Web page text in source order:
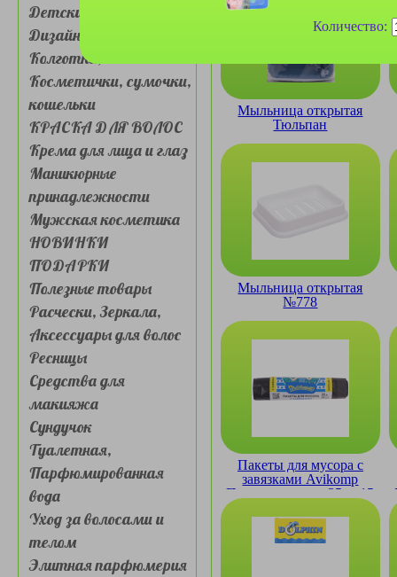
Количество:
Детские товары
Дизайн для ногтей
Колготки, носочки
Косметички, сумочки,
кошельки
КРАСКА ДЛЯ ВОЛОС
Крема для лица и глаз
Маникюрные
принадлежности
Мужская косметика
НОВИНКИ
ПОДАРКИ
Полезные товары
Расчески, Зеркала,
Аксессуары для волос
Ресницы
Средства для
макияжа
Сундучок
Туалетная,
Парфюмированная
вода
Уход за волосами и
телом
Элитная парфюмерия
Мыльница открытая
Тюльпан
Мыльница открытая
№778
Пакеты для мусора с
завязками Avikomp
Простоквашино 35 л, 15